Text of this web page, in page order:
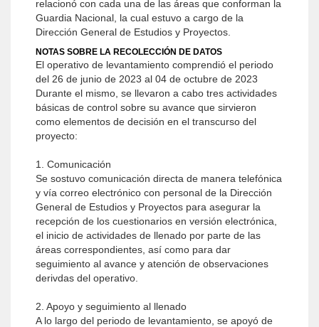
relacionó con cada una de las áreas que conforman la
Guardia Nacional, la cual estuvo a cargo de la
Dirección General de Estudios y Proyectos.
NOTAS SOBRE LA RECOLECCIÓN DE DATOS
El operativo de levantamiento comprendió el periodo
del 26 de junio de 2023 al 04 de octubre de 2023
Durante el mismo, se llevaron a cabo tres actividades
básicas de control sobre su avance que sirvieron
como elementos de decisión en el transcurso del
proyecto:
1. Comunicación
Se sostuvo comunicación directa de manera telefónica
y vía correo electrónico con personal de la Dirección
General de Estudios y Proyectos para asegurar la
recepción de los cuestionarios en versión electrónica,
el inicio de actividades de llenado por parte de las
áreas correspondientes, así como para dar
seguimiento al avance y atención de observaciones
derivdas del operativo.
2. Apoyo y seguimiento al llenado
A lo largo del periodo de levantamiento, se apoyó de